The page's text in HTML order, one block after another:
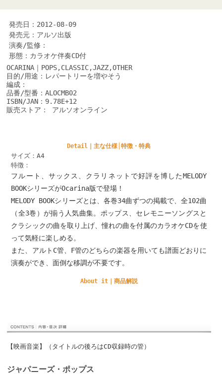
発売日：2012-08-09
発売元：アルソ出版
演奏/監修：
形態：カラオケ伴奏CD付
OCARINA｜POPS,CLASSIC,JAZZ,OTHER
目的/用途：レパートリーを増やそう
編成：
品番/型番：ALOCMB02
ISBN/JAN：9.78E+12
販売ストア： アルソオンライン
Detail｜主な仕様│特徴・特典
サイズ：A4
特徴：
フルート、サックス、クラリネットで好評を博したMELODY
BOOKシリーズがOcarina版で登場！
MELODY BOOKシリーズとは、各巻34曲ずつの掲載で、全102曲
（全3巻）が揃う人気曲集。ポップス、セレモニーソングスと
クラシックの曲を取り上げ、憧れの曲を付属のカラオケCDを使
って気軽に楽しめる。
また、アルトC管、F管のどちらの楽器を用いても譜面どおりに
演奏ができ、面倒な移調が不要です。
About it｜商品解説
【映画音楽】（タイトルの後ろはCD収録時の管）
ジャパニーズ・ポップス